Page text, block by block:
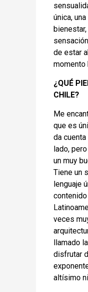
única,
de estar
momento
¿QUÉ
CHILE?
Me
que es
da
lado,
un muy
Tiene un
lenguaje
veces
llamado
disfrutar
altísimo